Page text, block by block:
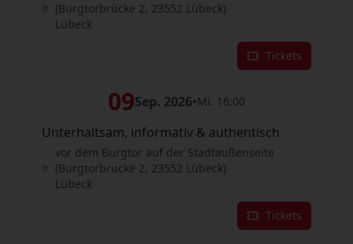
(Burgtorbrücke 2, 23552 Lübeck)
Lübeck
Tickets
09Sep. 2026•Mi. 16:00
Unterhaltsam, informativ & authentisch
vor dem Burgtor auf der Stadtaußenseite
(Burgtorbrücke 2, 23552 Lübeck)
Lübeck
Tickets